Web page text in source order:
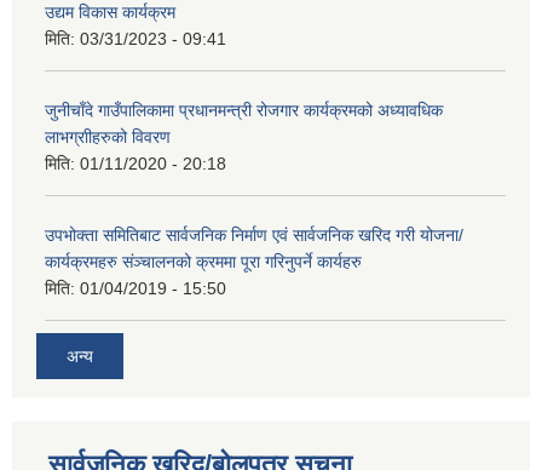
उद्यम विकास कार्यक्रम
मिति: 03/31/2023 - 09:41
जुनीचाँदे गाउँपालिकामा प्रधानमन्‍त्री रोजगार कार्यक्रमको अध्यावधिक
लाभग्राीहरुको विवरण
मिति: 01/11/2020 - 20:18
उपभोक्ता समितिबाट सार्वजनिक निर्माण एवं सार्वजनिक खरिद गरी योजना/
कार्यक्रमहरु संञ्‍चालनको क्रममा पूरा गरिनुपर्ने कार्यहरु
मिति: 01/04/2019 - 15:50
अन्य